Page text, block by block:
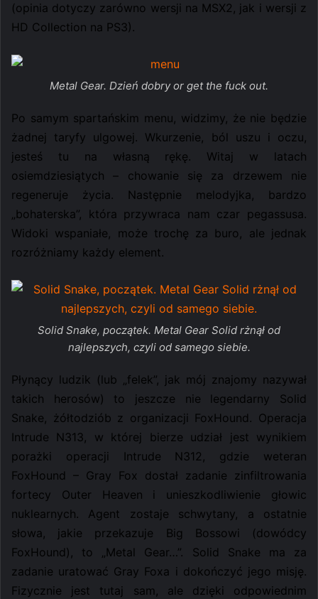
(opinia dotyczy zarówno wersji na MSX2, jak i wersji z
HD Collection na PS3).
Metal Gear. Dzień dobry or get the fuck out.
Po samym spartańskim menu, widzimy, że nie będzie
żadnej taryfy ulgowej. Wkurzenie, ból uszu i oczu,
jesteś tu na własną rękę. Witaj w latach
osiemdziesiątych – chowanie się za drzewem nie
regeneruje życia. Następnie melodyjka, bardzo
„bohaterska”, która przywraca nam czar pegassusa.
Widoki wspaniałe, może trochę za buro, ale jednak
rozróżniamy każdy element.
Solid Snake, początek. Metal Gear Solid rżnął od
najlepszych, czyli od samego siebie.
Płynący ludzik (lub „felek”, jak mój znajomy nazywał
takich herosów) to jeszcze nie legendarny Solid
Snake, żółtodziób z organizacji FoxHound. Operacja
Intrude N313, w której bierze udział jest wynikiem
porażki operacji Intrude N312, gdzie weteran
FoxHound – Gray Fox dostał zadanie zinfiltrowania
fortecy Outer Heaven i unieszkodliwienie głowic
nuklearnych. Agent zostaje schwytany, a ostatnie
słowa, jakie przekazuje Big Bossowi (dowódcy
FoxHound), to „Metal Gear…”. Solid Snake ma za
zadanie uratować Gray Foxa i dokończyć jego misję.
Fizycznie jest tutaj sam, ale dzięki odpowiednim